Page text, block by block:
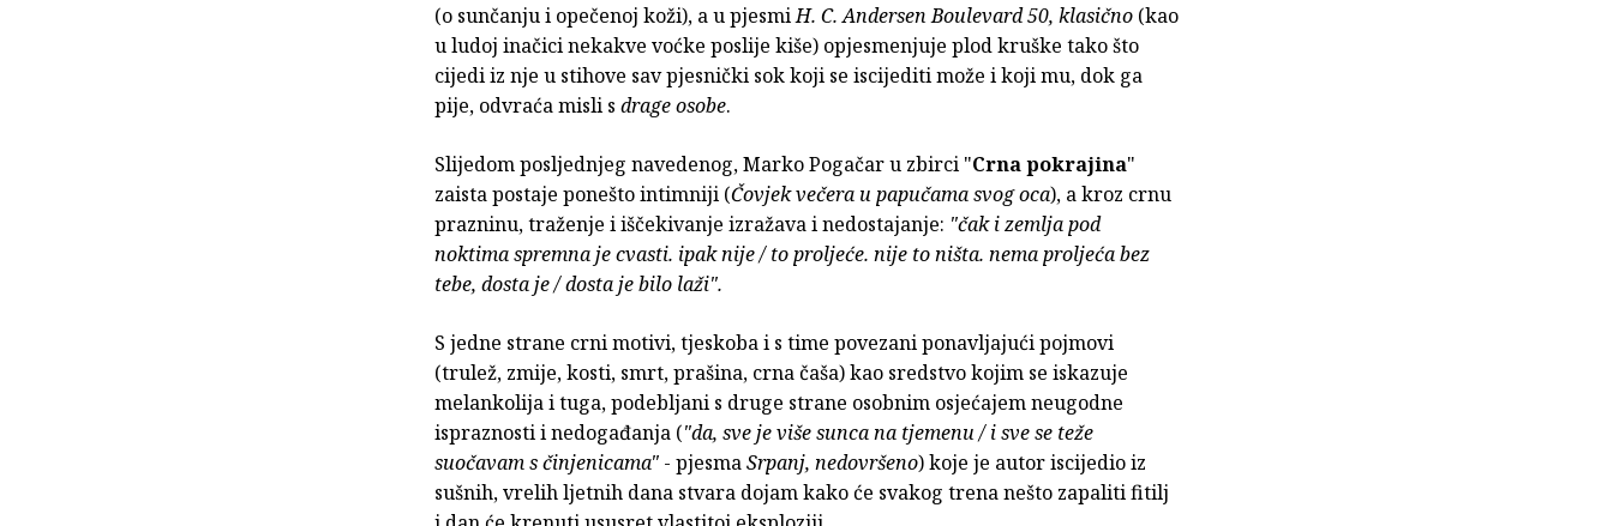
(o sunčanju i opečenoj koži), a u pjesmiH. C. Andersen Boulevard 50, klasično (kao
u ludoj inačici nekakve voćke poslije kiše) opjesmenjuje plod kruške tako što
cijedi iz nje u stihove sav pjesnički sok koji se iscijediti može i koji mu, dok ga
pije, odvraća misli s drage osobe.
Slijedom posljednjeg navedenog, Marko Pogačar u zbirci "Crna pokrajina"
zaista postaje ponešto intimniji (Čovjek večera u papučama svog oca), a kroz crnu
prazninu, traženje i iščekivanje izražava i nedostajanje: "čak i zemlja pod
noktima spremna je cvasti. ipak nije / to proljeće. nije to ništa. nema proljeća bez
tebe, dosta je / dosta je bilo laži".
S jedne strane crni motivi, tjeskoba i s time povezani ponavljajući pojmovi
(trulež, zmije, kosti, smrt, prašina, crna čaša) kao sredstvo kojim se iskazuje
melankolija i tuga, podebljani s druge strane osobnim osjećajem neugodne
ispraznosti i nedogađanja ("da, sve je više sunca na tjemenu / i sve se teže
suočavam s činjenicama" - pjesmaSrpanj, nedovršeno) koje je autor iscijedio iz
sušnih, vrelih ljetnih dana stvara dojam kako će svakog trena nešto zapaliti fitilj